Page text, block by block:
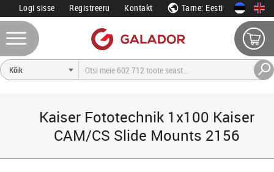
Logi sisse Registreeru Kontakt Tarne: Eesti
Kaiser Fototechnik 1x100 Kaiser
CAM/CS Slide Mounts 2156